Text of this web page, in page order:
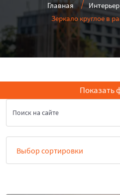
Главная Интерьер
Зеркало круглое в
Показать
Поиск на сайте